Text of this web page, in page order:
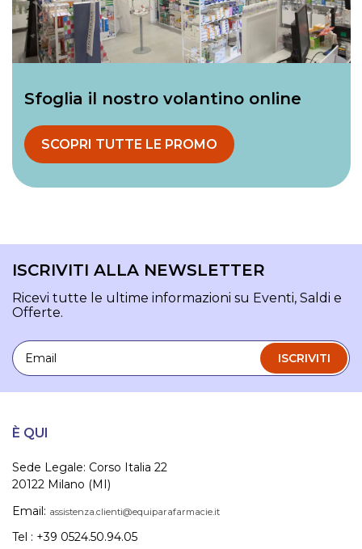
Sfoglia il nostro volantino online
SCOPRI TUTTE LE PROMO
ISCRIVITI ALLA NEWSLETTER
Ricevi tutte le ultime informazioni su Eventi, Saldi e
Offerte.
Email
ISCRIVITI
È QUI
Sede Legale: Corso Italia 22
20122 Milano (MI)
Email: assistenza.clienti@equiparafarmacie.it
Tel : +39 0524.50.94.05